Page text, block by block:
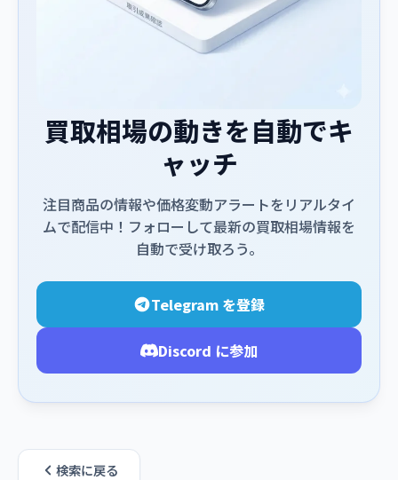
買取相場の動きを自動でキ
ャッチ
注目商品の情報や価格変動アラートをリアルタイ
ムで配信中！フォローして最新の買取相場情報を
自動で受け取ろう。
Telegram を登録
Discord に参加
検索に戻る